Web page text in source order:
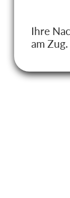
Ihre
am Zug.